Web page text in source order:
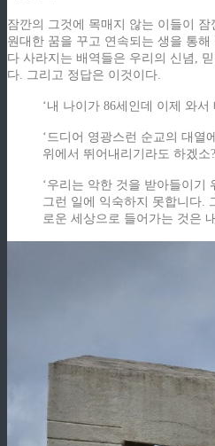
잠깐의 그것에 목매지 않는 이들이
원대한 꿈을 꾸고 연속되는 생을 통
다 사라지는 배역들은 우리의 신념,
다. 그리고 정답은 이것이다.
‘내 나이가 86세인데 이제 와서
‘드디어 영광스런 순교의 대열
위에서 뛰어내리기라도 하겠소
‘우리는 악한 것을 받아들이기
그런 일에 익숙하지 못합니다.
로운 세상으로 들어가는 것은